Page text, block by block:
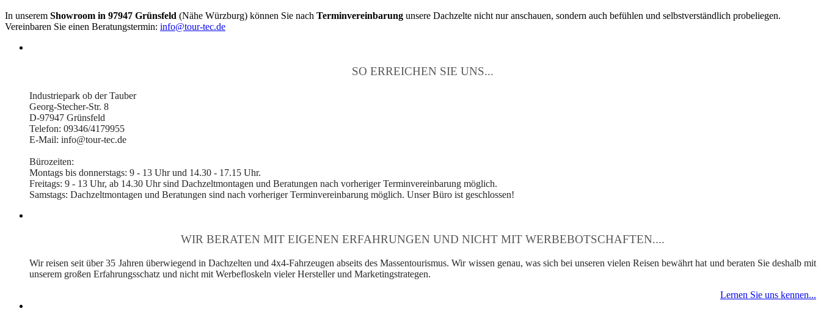
In unserem Showroom in 97947 Grünsfeld (Nähe Würzburg) können Sie nach Terminvereinbarung unsere Dachzelte nicht nur anschauen, sondern auch befühlen und selbstverständlich probeliegen.
Vereinbaren Sie einen Beratungstermin: info@tour-tec.de
SO ERREICHEN SIE UNS...
Industriepark ob der Tauber
Georg-Stecher-Str. 8
D-97947 Grünsfeld
Telefon: 09346/4179955
E-Mail: info@tour-tec.de
Bürozeiten:
Montags bis donnerstags: 9 - 13 Uhr und 14.30 - 17.15 Uhr.
Freitags: 9 - 13 Uhr, ab 14.30 Uhr sind Dachzeltmontagen und Beratungen nach vorheriger Terminvereinbarung möglich.
Samstags: Dachzeltmontagen und Beratungen sind nach vorheriger Terminvereinbarung möglich. Unser Büro ist geschlossen!
WIR BERATEN MIT EIGENEN ERFAHRUNGEN UND NICHT MIT WERBEBOTSCHAFTEN....
Wir reisen seit über 35 Jahren überwiegend in Dachzelten und 4x4-Fahrzeugen abseits des Massentourismus. Wir wissen genau, was sich bei unseren vielen Reisen bewährt hat und beraten Sie deshalb mit
unserem großen Erfahrungsschatz und nicht mit Werbefloskeln vieler Hersteller und Marketingstrategen.
Lernen Sie uns kennen...